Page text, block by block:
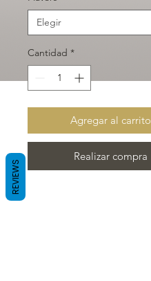
Cantidad *
Agregar al carrito
Realizar compra
REVIEWS